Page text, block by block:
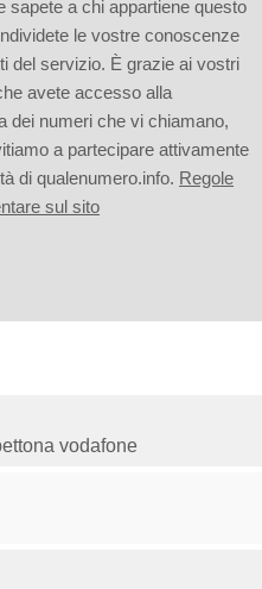
sapete a chi appartiene questo
le vostre conoscenze
del servizio. È grazie ai vostri
avete accesso alla
dei numeri che vi chiamano,
a partecipare attivamente
di qualenumero.info. Regole
sul sito
vodafone